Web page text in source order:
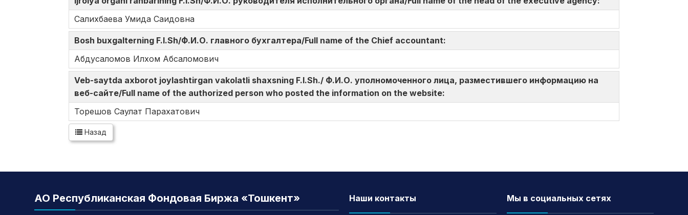
Салихбаева Умида Саидовна
Bosh buxgalterning F.I.Sh/Ф.И.О. главного бухгалтера/Full name of the Chief accountant:
Абдусаломов Илхом Абсаломович
Veb-saytda axborot joylashtirgan vakolatli shaxsning F.I.Sh./ Ф.И.О. уполномоченного лица, разместившего информацию на
веб-сайте/Full name of the authorized person who posted the information on the website:
Торешов Саулат Парахатович
Назад
АО Республиканская Фондовая Биржа «Тошкент» Наши контакты Мы в социальных сетях